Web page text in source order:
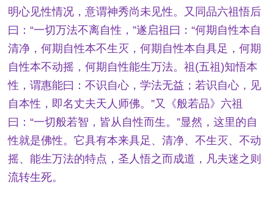
明心见性情况，意谓神秀尚未见性。又同品六祖悟后
曰：“一切万法不离自性，”遂启祖曰：“何期自性本自
清净，何期自性本不生灭，何期自性本自具足，何期
自性本不动摇，何期自性能生万法。祖(五祖)知悟本
性，谓惠能曰：不识自心，学法无益；若识自心，见
自本性，即名丈夫天人师佛。”又《般若品》六祖
曰：“一切般若智，皆从自性而生。”显然，这里的自
性就是佛性。它具有本来具足、清净、不生灭、不动
摇、能生万法的特点，圣人悟之而成道，凡夫迷之则
流转生死。